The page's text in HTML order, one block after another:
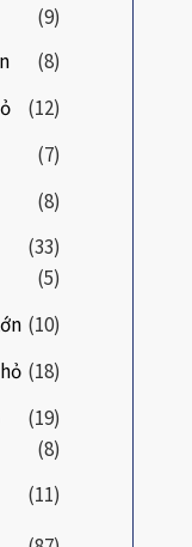
(9)
(8)
(12)
(7)
(8)
(33)
(5)
(10)
(18)
(19)
(8)
(11)